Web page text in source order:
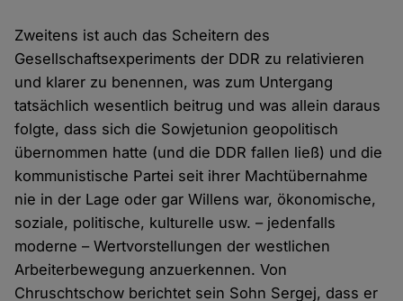
Zweitens ist auch das Scheitern des
Gesellschaftsexperiments der DDR zu relativieren
und klarer zu benennen, was zum Untergang
tatsächlich wesentlich beitrug und was allein daraus
folgte, dass sich die Sowjetunion geopolitisch
übernommen hatte (und die DDR fallen ließ) und die
kommunistische Partei seit ihrer Machtübernahme
nie in der Lage oder gar Willens war, ökonomische,
soziale, politische, kulturelle usw. – jedenfalls
moderne – Wertvorstellungen der westlichen
Arbeiterbewegung anzuerkennen. Von
Chruschtschow berichtet sein Sohn Sergej, dass er